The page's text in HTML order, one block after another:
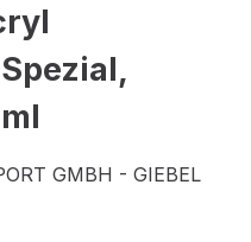
GMBH - GIEBEL